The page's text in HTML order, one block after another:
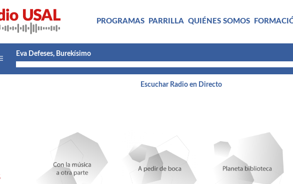
PROGRAMAS PARRILLA QUIÉNES SOMOS
Eva Defeses, Burekísimo
Alexander Areche Romaní. Anqara Perú Salamanca
José Luis Sánchez Hernández, ALISOS
Escuchar Radio en Directo